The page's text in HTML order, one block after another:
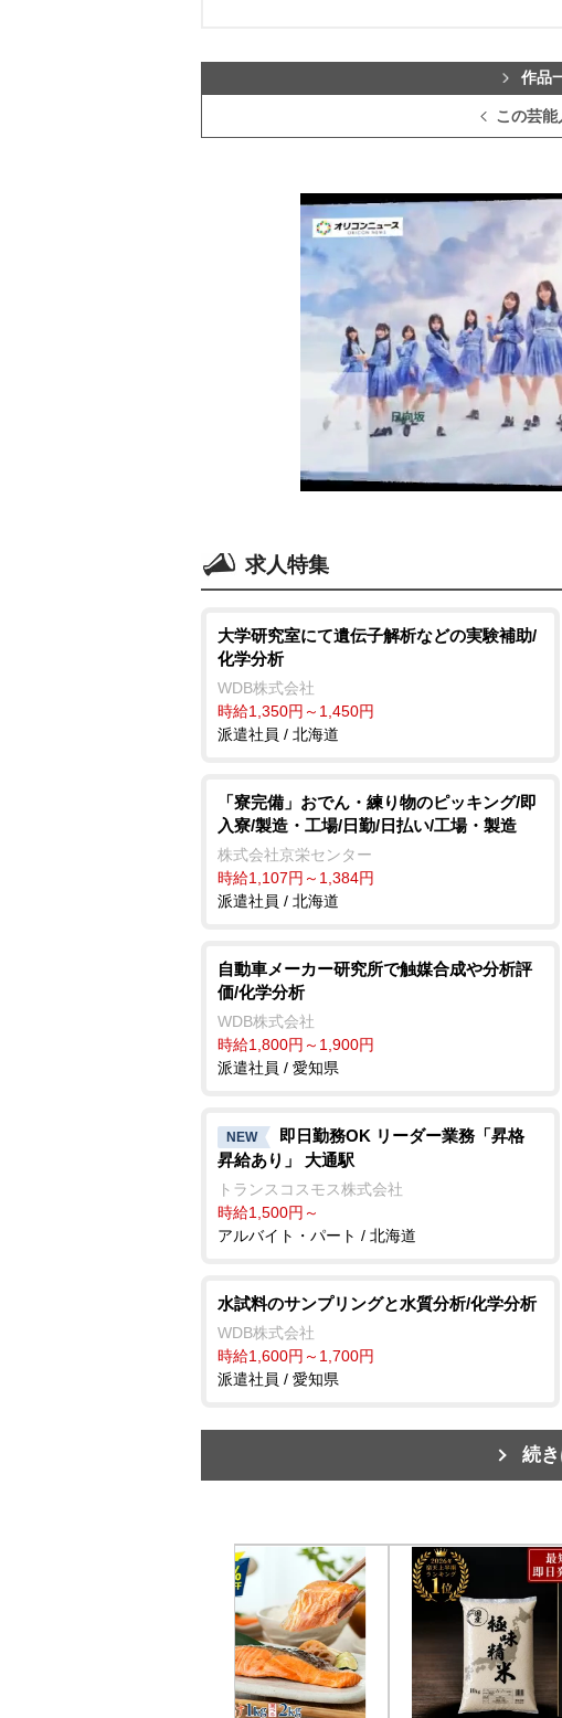
作品
この芸能
求人特集
大学研究室にて遺伝子解析などの実験補助/
化学分析
WDB株式会社
時給1,350円～1,450円
派遣社員 / 北海道
「寮完備」おでん・練り物のピッキング/即
入寮/製造・工場/日勤/日払い/工場・製造
株式会社京栄センター
時給1,107円～1,384円
派遣社員 / 北海道
自動車メーカー研究所で触媒合成や分析評
価/化学分析
WDB株式会社
時給1,800円～1,900円
派遣社員 / 愛知県
NEW
即日勤務OK リーダー業務「昇格
昇給あり」 大通駅
トランスコスモス株式会社
時給1,500円～
アルバイト・パート / 北海道
水試料のサンプリングと水質分析/化学分析
WDB株式会社
時給1,600円～1,700円
派遣社員 / 愛知県
続